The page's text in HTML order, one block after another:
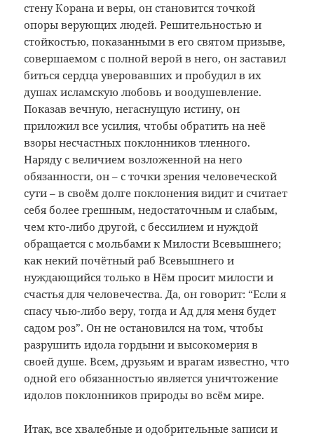
стену Корана и веры, он становится точкой
опоры верующих людей. Решительностью и
стойкостью, показанными в его святом призыве,
совершаемом с полной верой в него, он заставил
биться сердца уверовавших и пробудил в их
душах исламскую любовь и воодушевление.
Показав вечную, негаснущую истину, он
приложил все усилия, чтобы обратить на неё
взоры несчастных поклонников тленного.
Наряду с величием возложенной на него
обязанности, он – с точки зрения человеческой
сути – в своём долге поклонения видит и считает
себя более грешным, недостаточным и слабым,
чем кто-либо другой, с бессилием и нуждой
обращается с мольбами к Милости Всевышнего;
как некий почётный раб Всевышнего и
нуждающийся только в Нём просит милости и
счастья для человечества. Да, он говорит: “Если я
спасу чью-либо веру, тогда и Ад для меня будет
садом роз”. Он не остановился на том, чтобы
разрушить идола гордыни и высокомерия в
своей душе. Всем, друзьям и врагам известно, что
одной его обязанностью является уничтожение
идолов поклонников природы во всём мире.
Итак, все хвалебные и одобрительные записи и